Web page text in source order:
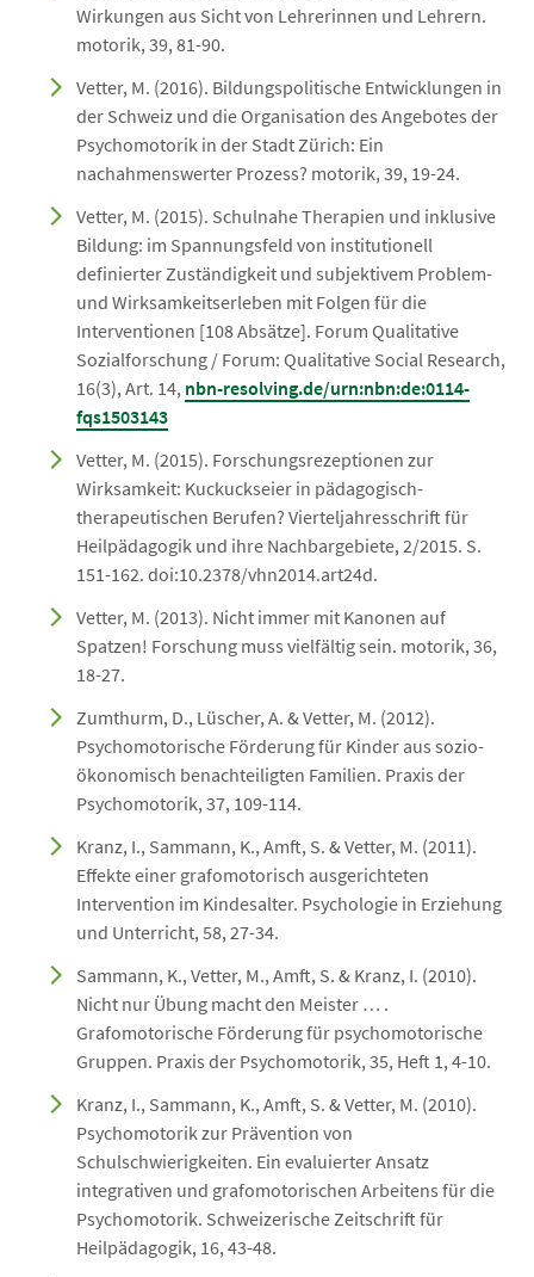
Wirkungen aus Sicht von Lehrerinnen und Lehrern.
motorik, 39, 81-90.
Vetter, M. (2016). Bildungspolitische Entwicklungen in
der Schweiz und die Organisation des Angebotes der
Psychomotorik in der Stadt Zürich: Ein
nachahmenswerter Prozess? motorik, 39, 19-24.
Vetter, M. (2015). Schulnahe Therapien und inklusive
Bildung: im Spannungsfeld von institutionell
definierter Zuständigkeit und subjektivem Problem-
und Wirksamkeitserleben mit Folgen für die
Interventionen [108 Absätze]. Forum Qualitative
Sozialforschung / Forum: Qualitative Social Research,
16(3), Art. 14, nbn-resolving.de/urn:nbn:de:0114-
fqs1503143
Vetter, M. (2015). Forschungsrezeptionen zur
Wirksamkeit: Kuckuckseier in pädagogisch-
therapeutischen Berufen? Vierteljahresschrift für
Heilpädagogik und ihre Nachbargebiete, 2/2015. S.
151-162. doi:10.2378/vhn2014.art24d.
Vetter, M. (2013). Nicht immer mit Kanonen auf
Spatzen! Forschung muss vielfältig sein. motorik, 36,
18-27.
Zumthurm, D., Lüscher, A. & Vetter, M. (2012).
Psychomotorische Förderung für Kinder aus sozio-
ökonomisch benachteiligten Familien. Praxis der
Psychomotorik, 37, 109-114.
Kranz, I., Sammann, K., Amft, S. & Vetter, M. (2011).
Effekte einer grafomotorisch ausgerichteten
Intervention im Kindesalter. Psychologie in Erziehung
und Unterricht, 58, 27-34.
Sammann, K., Vetter, M., Amft, S. & Kranz, I. (2010).
Nicht nur Übung macht den Meister … .
Grafomotorische Förderung für psychomotorische
Gruppen. Praxis der Psychomotorik, 35, Heft 1, 4-10.
Kranz, I., Sammann, K., Amft, S. & Vetter, M. (2010).
Psychomotorik zur Prävention von
Schulschwierigkeiten. Ein evaluierter Ansatz
integrativen und grafomotorischen Arbeitens für die
Psychomotorik. Schweizerische Zeitschrift für
Heilpädagogik, 16, 43-48.